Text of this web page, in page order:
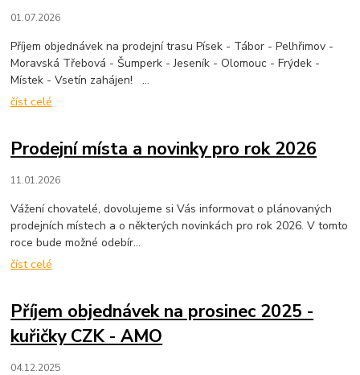
01.07.2026
Příjem objednávek na prodejní trasu Písek - Tábor - Pelhřimov -
Moravská Třebová - Šumperk - Jeseník - Olomouc - Frýdek -
Místek - Vsetín zahájen! ...
číst celé
Prodejní místa a novinky pro rok 2026
11.01.2026
Vážení chovatelé, dovolujeme si Vás informovat o plánovaných
prodejních místech a o některých novinkách pro rok 2026. V tomto
roce bude možné odebír...
číst celé
Příjem objednávek na prosinec 2025 -
kuřičky CZK - AMO
04.12.2025